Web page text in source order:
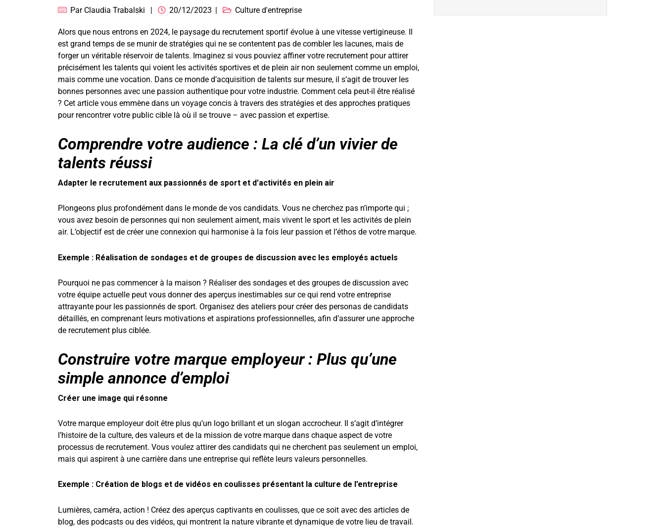
Par Claudia Trabalski 20/12/2023 Culture d'entreprise
Alors que nous entrons en 2024, le paysage du recrutement sportif évolue à une vitesse vertigineuse. Il
est grand temps de se munir de stratégies qui ne se contentent pas de combler les lacunes, mais de
forger un véritable réservoir de talents. Imaginez si vous pouviez affiner votre recrutement pour attirer
précisément les talents qui voient les activités sportives et de plein air non seulement comme un emploi,
mais comme une vocation. Dans ce monde d’acquisition de talents sur mesure, il s’agit de trouver les
bonnes personnes avec une passion authentique pour votre industrie. Comment cela peut-il être réalisé
? Cet article vous emmène dans un voyage concis à travers des stratégies et des approches pratiques
pour rencontrer votre public cible là où il se trouve – avec passion et expertise.
Comprendre votre audience : La clé d’un vivier de
talents réussi
Adapter le recrutement aux passionnés de sport et d’activités en plein air
Plongeons plus profondément dans le monde de vos candidats. Vous ne cherchez pas n’importe qui ;
vous avez besoin de personnes qui non seulement aiment, mais vivent le sport et les activités de plein
air. L’objectif est de créer une connexion qui harmonise à la fois leur passion et l’éthos de votre marque.
Exemple : Réalisation de sondages et de groupes de discussion avec les employés actuels
Pourquoi ne pas commencer à la maison ? Réaliser des sondages et des groupes de discussion avec
votre équipe actuelle peut vous donner des aperçus inestimables sur ce qui rend votre entreprise
attrayante pour les passionnés de sport. Organisez des ateliers pour créer des personas de candidats
détaillés, en comprenant leurs motivations et aspirations professionnelles, afin d’assurer une approche
de recrutement plus ciblée.
Construire votre marque employeur : Plus qu’une
simple annonce d’emploi
Créer une image qui résonne
Votre marque employeur doit être plus qu’un logo brillant et un slogan accrocheur. Il s’agit d’intégrer
l’histoire de la culture, des valeurs et de la mission de votre marque dans chaque aspect de votre
processus de recrutement. Vous voulez attirer des candidats qui ne cherchent pas seulement un emploi,
mais qui aspirent à une carrière dans une entreprise qui reflète leurs valeurs personnelles.
Exemple : Création de blogs et de vidéos en coulisses présentant la culture de l’entreprise
Lumières, caméra, action ! Créez des aperçus captivants en coulisses, que ce soit avec des articles de
blog, des podcasts ou des vidéos, qui montrent la nature vibrante et dynamique de votre lieu de travail.